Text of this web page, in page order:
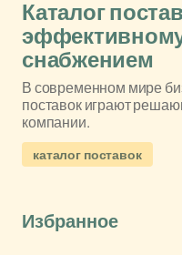
Каталог
снабжением
В современном мире
поставок играют
компании.
каталог поставок
Избранное